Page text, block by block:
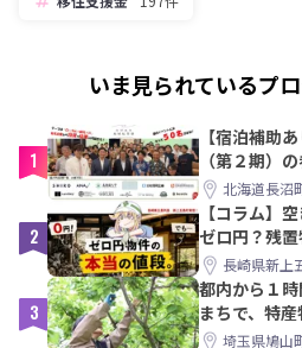
いま見られているプ
1
【宿泊補助
（第２期）
【8/21〆】
北海道長沼
2
【コラム】
ゼロ円？残
教訓｜新上
長崎県新上
3
都内から１
まちで、特
PRメンバー募
埼玉県鳩山